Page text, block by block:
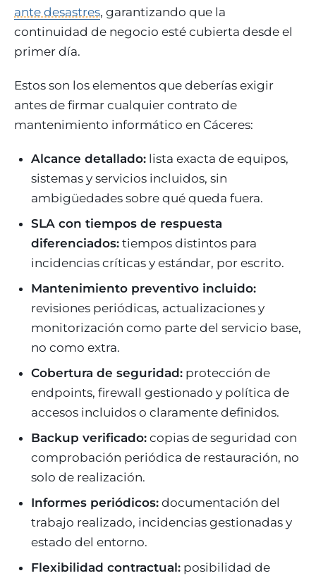
ante desastres, garantizando que la
continuidad de negocio esté cubierta desde el
primer día.
Estos son los elementos que deberías exigir
antes de firmar cualquier contrato de
mantenimiento informático en Cáceres:
Alcance detallado: lista exacta de equipos,
sistemas y servicios incluidos, sin
ambigüedades sobre qué queda fuera.
SLA con tiempos de respuesta
diferenciados: tiempos distintos para
incidencias críticas y estándar, por escrito.
Mantenimiento preventivo incluido:
revisiones periódicas, actualizaciones y
monitorización como parte del servicio base,
no como extra.
Cobertura de seguridad: protección de
endpoints, firewall gestionado y política de
accesos incluidos o claramente definidos.
Backup verificado: copias de seguridad con
comprobación periódica de restauración, no
solo de realización.
Informes periódicos: documentación del
trabajo realizado, incidencias gestionadas y
estado del entorno.
Flexibilidad contractual: posibilidad de